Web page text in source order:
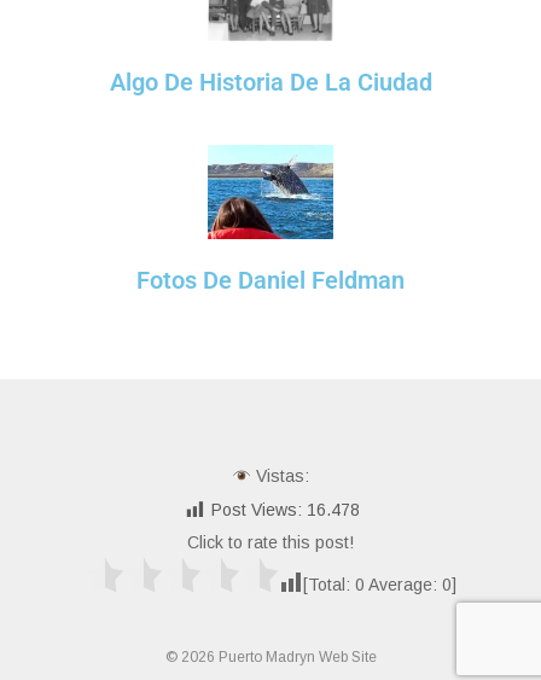
Algo De Historia De La Ciudad
Fotos De Daniel Feldman
Vistas:
Post Views: 16.478
Click to rate this post!
[Total: 0 Average: 0]
© 2026 Puerto Madryn Web Site